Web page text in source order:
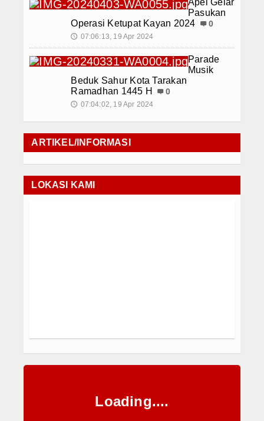
Pasukan
Operasi Ketupat Kayan 2024
0
🕔 07:06:13, 19 Apr 2024
Parade
Musik
Beduk Sahur Kota Tarakan
Ramadhan 1445 H
0
🕔 07:04:02, 19 Apr 2024
ARTIKEL/INFORMASI
LOKASI KAMI
Loading....